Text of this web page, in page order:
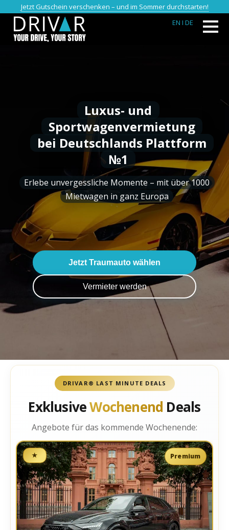
Jetzt Gutschein verschenken – und im Sommer durchstarten!
EN I DE
Luxus- und
Sportwagenvermietung
bei Deutschlands Plattform
№1
Erlebe unvergessliche Momente – mit über 1000
Mietwagen in ganz Europa
Jetzt Traumauto wählen
Vermieter werden
DRIVAR® LAST MINUTE DEALS
ExklusiveWochenend Deals
Angebote für das kommende Wochenende:
Premium
★BMW M4 Competition Cabrio
mieten im Harz
WOCHENENDPREIS
750€ab 650€
inkl. 300km